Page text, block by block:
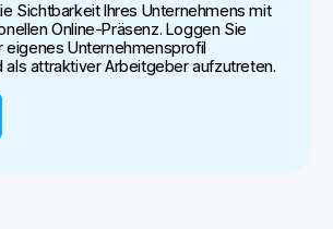
Sichtbarkeit Ihres Unternehmens mit
Online-Präsenz. Loggen Sie
eigenes Unternehmensprofil
als attraktiver Arbeitgeber aufzutreten.